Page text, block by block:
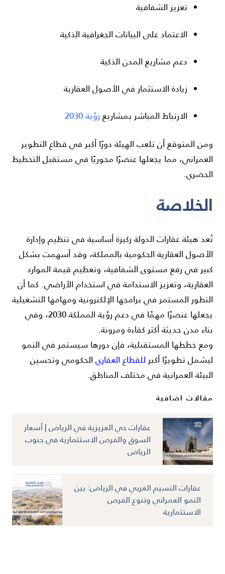
تعزيز الشفافية
الاعتماد على البيانات الجغرافية الذكية
دعم مشاريع المدن الذكية
زيادة الاستثمار في الأصول العقارية
الارتباط المباشر بمشاريع رؤية 2030
ومن المتوقع أن تلعب الهيئة دورًا أكبر في قطاع التطوير
العمراني، مما يجعلها عنصرًا محوريًا في مستقبل التخطيط
الحضري.
الخلاصة
تُعد هيئة عقارات الدولة ركيزة أساسية في تنظيم وإدارة
الأصول العقارية الحكومية بالمملكة، وقد أسهمت بشكل
كبير في رفع مستوى الشفافية، وتعظيم قيمة الموارد
العقارية، وتعزيز الاستدامة في استخدام الأراضي. كما أن
التطور المستمر في برامجها الإلكترونية ومهامها التشغيلية
يجعلها عنصرًا مهمًا في دعم رؤية المملكة 2030، وفي
بناء مدن حديثة أكثر كفاءة ومرونة.
ومع خططها المستقبلية، فإن دورها سيستمر في النمو
ليشمل تطويرًا أكبر للقطاع العقاري الحكومي وتحسين
البيئة العمرانية في مختلف المناطق.
مقالات اضافية
عقارات حي العزيزية في الرياض | أسعار
السوق والفرص الاستثمارية في جنوب
الرياض
عقارات النسيم الغربي في الرياض: بين
النمو العمراني وتنوع الفرص
الاستثمارية